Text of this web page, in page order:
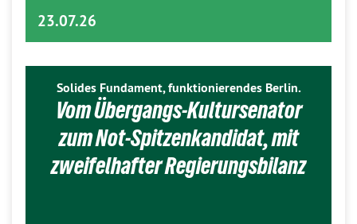
23.07.26
Solides Fundament, funktionierendes Berlin.
Vom Übergangs-Kultursenator
zum Not-Spitzenkandidat, mit
zweifelhafter Regierungsbilanz